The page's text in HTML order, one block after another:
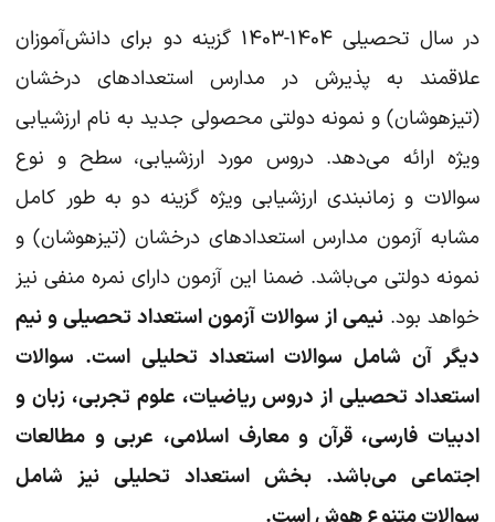
در سال تحصیلی ۱۴۰۴-۱۴۰۳ گزینه دو برای دانش‌آموزان
علاقمند به پذیرش در مدارس استعدادهای درخشان
(تیزهوشان) و نمونه دولتی محصولی جدید به نام ارزشیابی
ویژه ارائه می‌دهد. دروس مورد ارزشیابی، سطح و نوع
سوالات و زمانبندی ارزشیابی ویژه گزینه دو به طور کامل
مشابه آزمون مدارس استعدادهای درخشان (تیزهوشان) و
نمونه دولتی می‌باشد. ضمنا این آزمون دارای نمره منفی نیز
خواهد بود.نیمی از سوالات آزمون استعداد تحصیلی و نیم
دیگر آن شامل سوالات استعداد تحلیلی است. سوالات
استعداد تحصیلی از دروس ریاضیات، علوم تجربی، زبان و
ادبیات فارسی، قرآن و معارف اسلامی، عربی و مطالعات
اجتماعی می‌باشد. بخش استعداد تحلیلی نیز شامل